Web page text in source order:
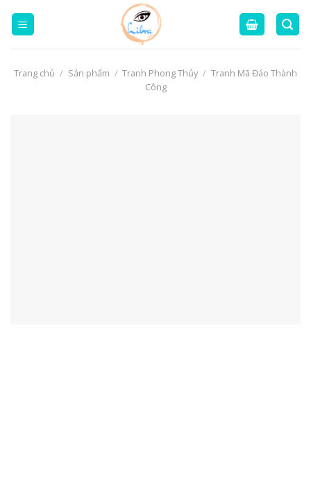
Trang chủ / Sản phẩm / Tranh Phong Thủy / Tranh Mã Đáo Thành
Công